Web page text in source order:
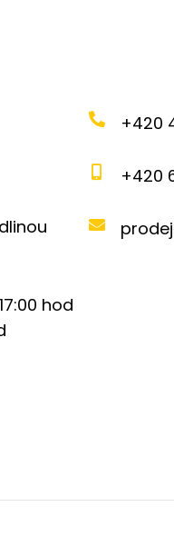
hod
+420
+420